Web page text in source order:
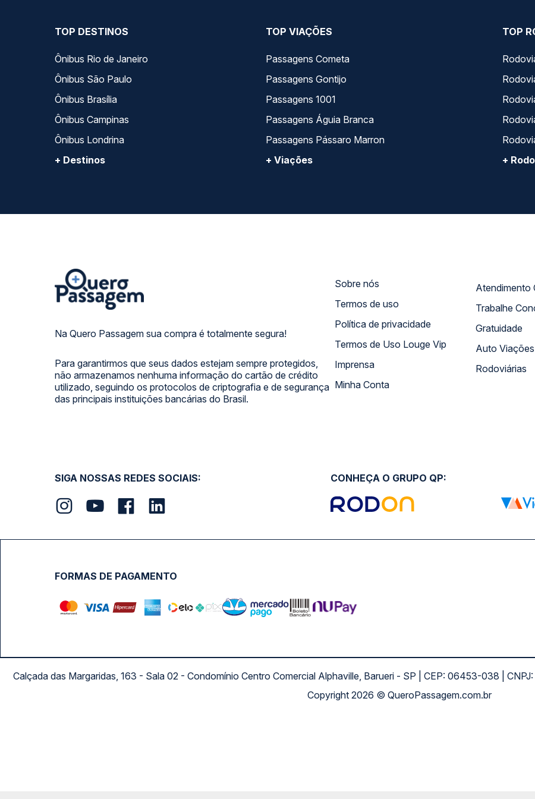
TOP DESTINOS
Ônibus Rio de Janeiro
Ônibus São Paulo
Ônibus Brasília
Ônibus Campinas
Ônibus Londrina
+ Destinos
TOP VIAÇÕES
Passagens Cometa
Passagens Gontijo
Passagens 1001
Passagens Águia Branca
Passagens Pássaro Marron
+ Viações
TOP
+
Na Quero Passagem sua compra é totalmente segura!
Para garantirmos que seus dados estejam sempre protegidos,
não armazenamos nenhuma informação do cartão de crédito
utilizado, seguindo os protocolos de criptografia e de segurança
das principais instituições bancárias do Brasil.
Sobre nós
Termos de uso
Política de privacidade
Termos de Uso Louge Vip
Imprensa
Minha Conta
Trabalhe
Gratuidade
Auto Viações
Rodoviárias
SIGA NOSSAS REDES SOCIAIS: CONHEÇA O GRUPO QP:
FORMAS DE PAGAMENTO
Calçada das Margaridas, 163 - Sala 02 - Condomínio Centro Comercial Alphaville, Barueri - SP | CEP: 06453-038 |
Copyright 2026 © QueroPassagem.com.br